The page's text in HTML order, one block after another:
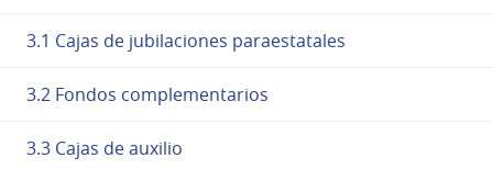
3.1 Cajas de jubilaciones paraestatales
3.2 Fondos complementarios
3.3 Cajas de auxilio